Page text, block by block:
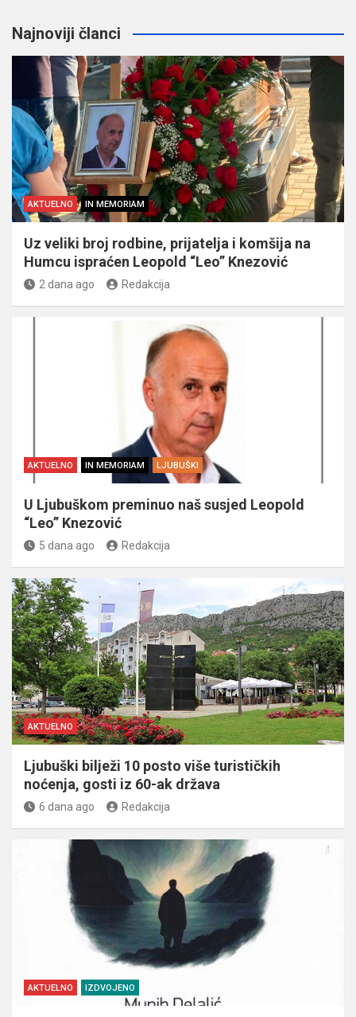
Najnoviji članci
AKTUELNO IN MEMORIAM
Uz veliki broj rodbine, prijatelja i komšija na
Humcu ispraćen Leopold “Leo” Knezović
2 dana ago Redakcija
AKTUELNO IN MEMORIAM LJUBUŠKI
U Ljubuškom preminuo naš susjed Leopold
“Leo” Knezović
5 dana ago Redakcija
AKTUELNO
Ljubuški bilježi 10 posto više turističkih
noćenja, gosti iz 60-ak država
6 dana ago Redakcija
AKTUELNO IZDVOJENO